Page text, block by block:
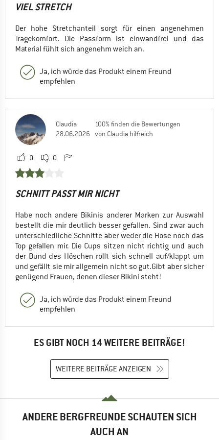
VIEL STRETCH
Der hohe Stretchanteil sorgt für einen angenehmen
Tragekomfort. Die Passform ist einwandfrei und das
Material fühlt sich angenehm weich an.
Ja, ich würde das Produkt einem Freund
empfehlen
Claudia
28.06.2026
100% finden die Bewertungen
von Claudia hilfreich
0 0
SCHNITT PASST MIR NICHT
Habe noch andere Bikinis anderer Marken zur Auswahl
bestellt die mir deutlich besser gefallen. Sind zwar auch
unterschiedliche Schnitte aber weder die Hose noch das
Top gefallen mir. Die Cups sitzen nicht richtig und auch
der Bund des Höschen rollt sich schnell auf/klappt um
und gefällt sie mir allgemein nicht so gut.Gibt aber sicher
genügend Frauen, denen dieser Bikini steht!
Ja, ich würde das Produkt einem Freund
empfehlen
ES GIBT NOCH 14 WEITERE BEITRÄGE!
WEITERE BEITRÄGE ANZEIGEN
ANDERE BERGFREUNDE SCHAUTEN SICH
AUCH AN